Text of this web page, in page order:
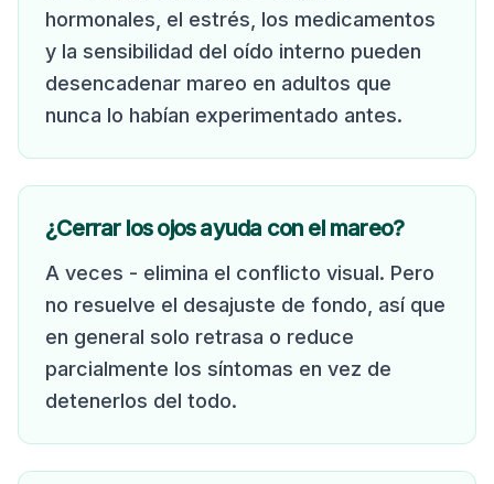
hormonales, el estrés, los medicamentos
y la sensibilidad del oído interno pueden
desencadenar mareo en adultos que
nunca lo habían experimentado antes.
¿Cerrar los ojos ayuda con el mareo?
A veces - elimina el conflicto visual. Pero
no resuelve el desajuste de fondo, así que
en general solo retrasa o reduce
parcialmente los síntomas en vez de
detenerlos del todo.